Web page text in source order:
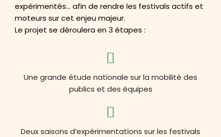
expérimentés… afin de rendre les festivals actifs et
moteurs sur cet enjeu majeur.
Le projet se déroulera en 3 étapes :
Une grande étude nationale sur la mobilité des
publics et des équipes
Deux saisons d’expérimentations sur les festivals